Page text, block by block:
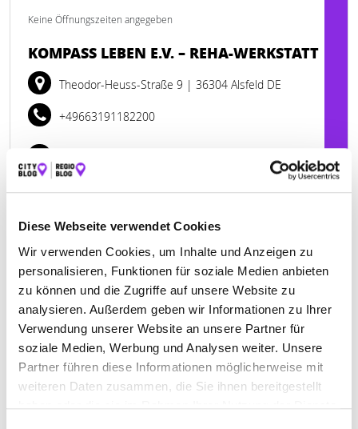
Diese Webseite verwendet Cookies
Wir verwenden Cookies, um Inhalte und Anzeigen zu
personalisieren, Funktionen für soziale Medien anbieten
zu können und die Zugriffe auf unsere Website zu
analysieren. Außerdem geben wir Informationen zu Ihrer
Verwendung unserer Website an unsere Partner für
soziale Medien, Werbung und Analysen weiter. Unsere
Partner führen diese Informationen möglicherweise mit
weiteren Daten zusammen, die Sie ihnen bereitgestellt
Keine Öffnungszeiten angegeben
KOMPASS LEBEN E.V. – REHA-WERKSTATT
Theodor-Heuss-Straße 9 | 36304 Alsfeld DE
+49663191182200
Keine Öffnungszeiten angegeben